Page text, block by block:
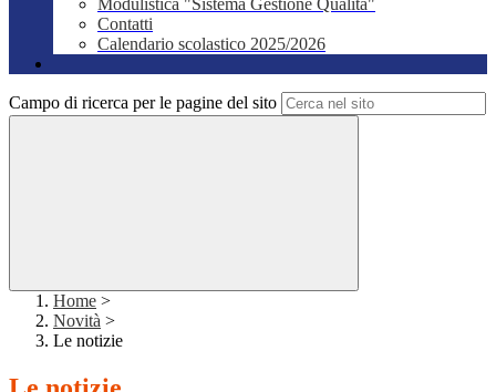
Modulistica "Sistema Gestione Qualità"
Contatti
Calendario scolastico 2025/2026
Campo di ricerca per le pagine del sito
Home >
Novità >
Le notizie